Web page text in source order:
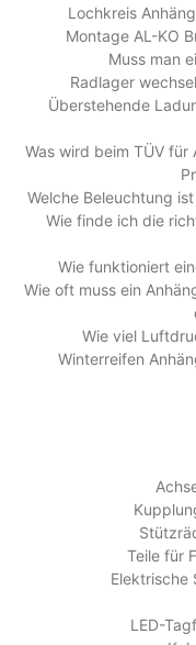
Lochkreis
Montage AL-KO
Muss man
Radlager
Überstehende
Was wird beim TÜV
Welche Beleuchtung
Wie finde ich die
Wie funktioniert
Wie oft muss ein
Wie viel
Winterreifen
Teile für
Elektrische
LED-